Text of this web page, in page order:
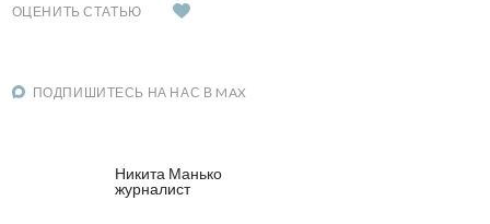
ОЦЕНИТЬ СТАТЬЮ
ПОДПИШИТЕСЬ НА НАС В MAX
Никита Манько
журналист